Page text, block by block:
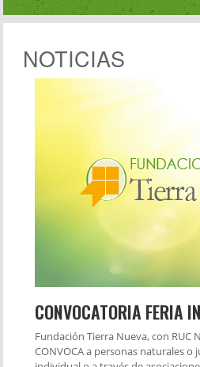
NOTICIAS
CONVOCATORIA FERIA
Fundación Tierra Nueva, con RUC
CONVOCA a personas naturales o